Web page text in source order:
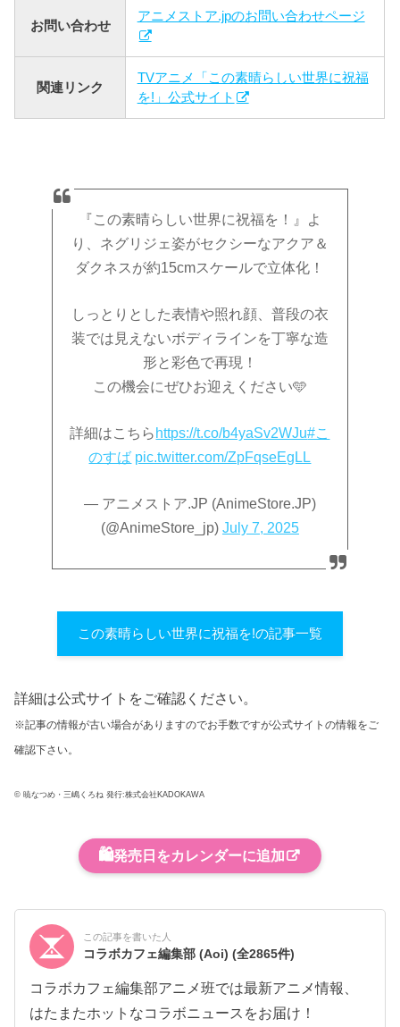
お問い合わせ
アニメストア.jpのお問い合わせページ
関連リンク
TVアニメ「この素晴らしい世界に祝福
を!」公式サイト
『この素晴らしい世界に祝福を！』よ
り、ネグリジェ姿がセクシーなアクア＆
ダクネスが約15cmスケールで立体化！
しっとりとした表情や照れ顔、普段の衣
装では見えないボディラインを丁寧な造
形と彩色で再現！
この機会にぜひお迎えください🩵
詳細はこちら https://t.co/b4yaSv2WJu#こ
のすば pic.twitter.com/ZpFqseEgLL
— アニメストア.JP (AnimeStore.JP)
(@AnimeStore_jp) July 7, 2025
この素晴らしい世界に祝福を!の記事一覧
詳細は公式サイトをご確認ください。
※記事の情報が古い場合がありますのでお手数ですが公式サイトの情報をご
確認下さい。
© 暁なつめ・三嶋くろね 発行:株式会社KADOKAWA
🛍️発売日をカレンダーに追加
この記事を書いた人
コラボカフェ編集部 (Aoi)(全2865件)
コラボカフェ編集部アニメ班では最新アニメ情報、
はたまたホットなコラボニュースをお届け！